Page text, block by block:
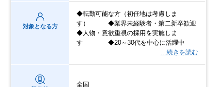
対象となる方
◆転勤可能な方（初任地は考慮しま
す） ◆業界未経験者・第二新卒歓迎
◆人物・意欲重視の採用を実施しま
す ◆20～30代を中心に活躍中
…続きを読む
全国